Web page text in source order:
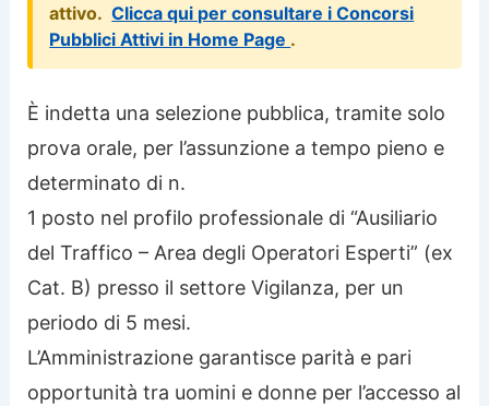
attivo. Clicca qui per consultare i Concorsi
Pubblici Attivi in Home Page .
È indetta una selezione pubblica, tramite solo
prova orale, per l’assunzione a tempo pieno e
determinato di n.
1 posto nel profilo professionale di “Ausiliario
del Traffico – Area degli Operatori Esperti” (ex
Cat. B) presso il settore Vigilanza, per un
periodo di 5 mesi.
L’Amministrazione garantisce parità e pari
opportunità tra uomini e donne per l’accesso al